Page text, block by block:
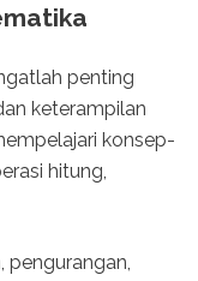
penting
keterampilan
konsep-
hitung,
pengurangan,